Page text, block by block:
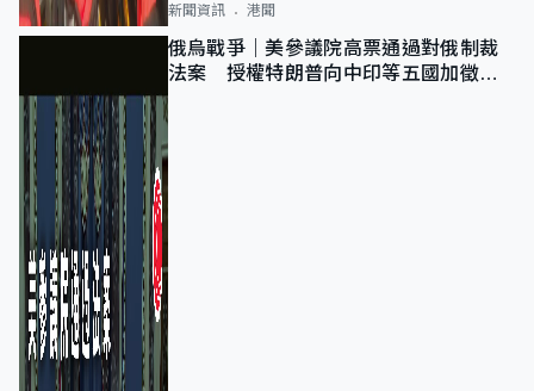
新聞資訊 港聞
俄烏戰爭｜美參議院高票通過對俄制裁
法案 授權特朗普向中印等五國加徵
100%關稅